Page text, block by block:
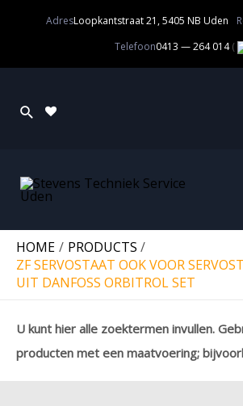
AdresLoopkantstraat 21, 5405 NB Uden
Telefoon0413 — 264 014(
HOME
PRODUCTS
ZF SERVOSTAAT OOK VOOR
UIT DANFOSS ORBITROL SET
U kunt hier alle zoektermen invullen.
producten met een maatvoering;